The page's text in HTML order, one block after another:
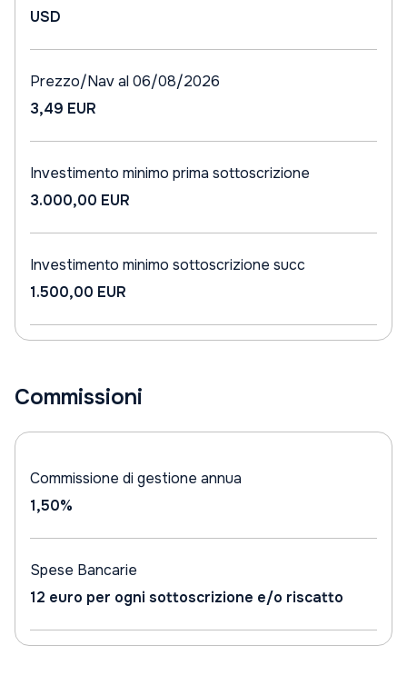
USD
Prezzo/Nav al 06/08/2026
3,49 EUR
Investimento minimo prima sottoscrizione
3.000,00 EUR
Investimento minimo sottoscrizione succ
1.500,00 EUR
Commissioni
Commissione di gestione annua
1,50%
Spese Bancarie
12 euro per ogni sottoscrizione e/o riscatto